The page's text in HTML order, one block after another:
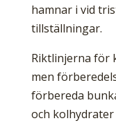
hamnar i vid
tillställningar.
Riktlinjerna för
men
förbereda
och